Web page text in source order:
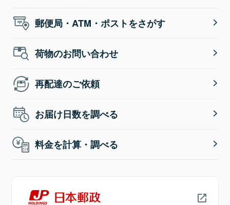
郵便局・ATM・ポストをさがす
荷物のお問い合わせ
再配達のご依頼
お届け日数を調べる
料金を計算・調べる